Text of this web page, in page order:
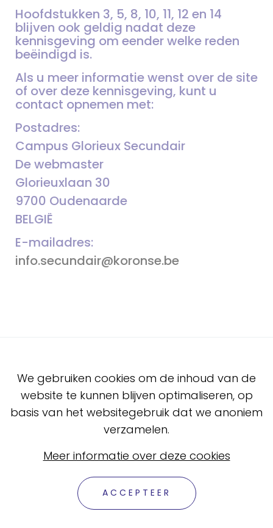
Hoofdstukken 3, 5, 8, 10, 11, 12 en 14
blijven ook geldig nadat deze
kennisgeving om eender welke reden
beëindigd is.
Als u meer informatie wenst over de site
of over deze kennisgeving, kunt u
contact opnemen met:
Postadres:
Campus Glorieux Secundair
De webmaster
Glorieuxlaan 30
9700 Oudenaarde
BELGIË
E-mailadres:
info.secundair@koronse.be
NAVIGATIE
Missie & visie
Studieaanbod
Inschrijven
We gebruiken cookies om de inhoud van de
website te kunnen blijven optimaliseren, op
basis van het websitegebruik dat we anoniem
verzamelen.
Meer informatie over deze cookies
ACCEPTEER